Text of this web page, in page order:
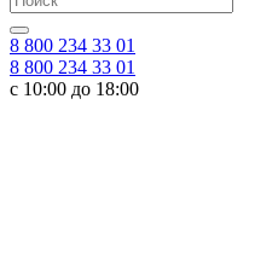
8 800 234 33 01
8 800 234 33 01
с 10:00 до 18:00